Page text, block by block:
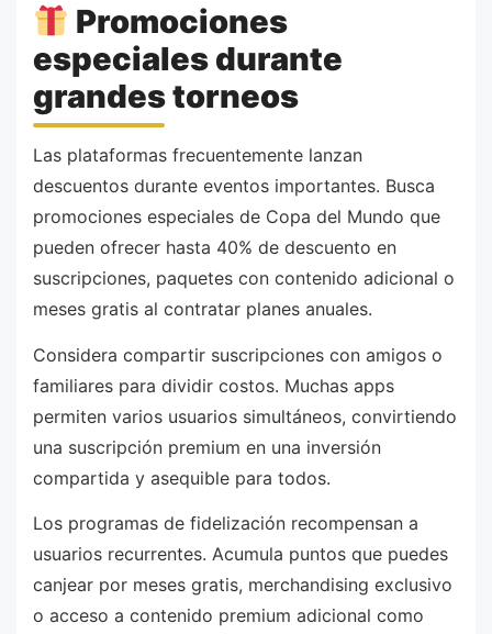
Promociones
especiales durante
grandes torneos
Las plataformas frecuentemente lanzan
descuentos durante eventos importantes. Busca
promociones especiales de Copa del Mundo que
pueden ofrecer hasta 40% de descuento en
suscripciones, paquetes con contenido adicional o
meses gratis al contratar planes anuales.
Considera compartir suscripciones con amigos o
familiares para dividir costos. Muchas apps
permiten varios usuarios simultáneos, convirtiendo
una suscripción premium en una inversión
compartida y asequible para todos.
Los programas de fidelización recompensan a
usuarios recurrentes. Acumula puntos que puedes
canjear por meses gratis, merchandising exclusivo
o acceso a contenido premium adicional como